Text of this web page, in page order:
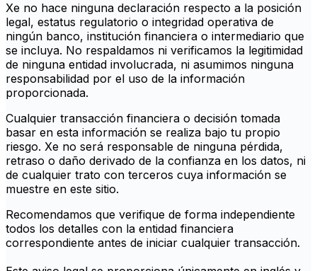
Xe no hace ninguna declaración respecto a la posición
legal, estatus regulatorio o integridad operativa de
ningún banco, institución financiera o intermediario que
se incluya. No respaldamos ni verificamos la legitimidad
de ninguna entidad involucrada, ni asumimos ninguna
responsabilidad por el uso de la información
proporcionada.
Cualquier transacción financiera o decisión tomada
basar en esta información se realiza bajo tu propio
riesgo. Xe no será responsable de ninguna pérdida,
retraso o daño derivado de la confianza en los datos, ni
de cualquier trato con terceros cuya información se
muestre en este sitio.
Recomendamos que verifique de forma independiente
todos los detalles con la entidad financiera
correspondiente antes de iniciar cualquier transacción.